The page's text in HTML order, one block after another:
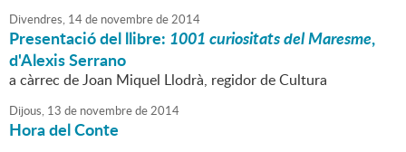
Divendres, 14de novembrede2014
Presentació del llibre: 1001 curiositats del Maresme,
d'Alexis Serrano
a càrrec de Joan Miquel Llodrà, regidor de Cultura
Dijous, 13 de novembrede2014
Hora del Conte